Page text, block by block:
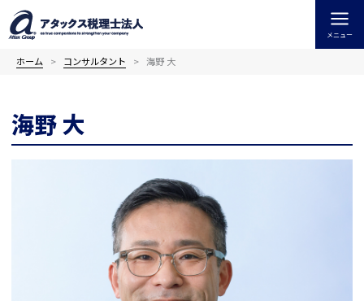
容
を
メニュー
ホーム コンサルタント 海野 大
海野 大